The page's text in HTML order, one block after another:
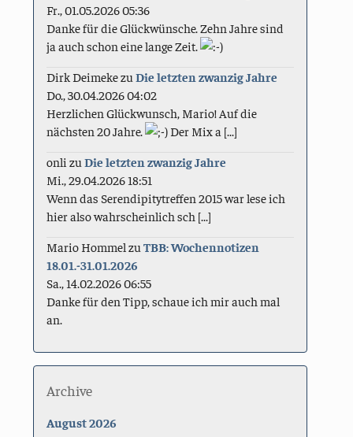
Fr., 01.05.2026 05:36
Danke für die Glückwünsche. Zehn Jahre sind
ja auch schon eine lange Zeit.
Dirk DeimekezuDie letzten zwanzig Jahre
Do., 30.04.2026 04:02
Herzlichen Glückwunsch, Mario! Auf die
nächsten 20 Jahre.
Der Mix a [...]
onli zuDie letzten zwanzig Jahre
Mi., 29.04.2026 18:51
Wenn das Serendipitytreffen 2015 war lese ich
hier also wahrscheinlich sch [...]
Mario Hommel zuTBB: Wochennotizen
18.01.-31.01.2026
Sa., 14.02.2026 06:55
Danke für den Tipp, schaue ich mir auch mal
an.
Archive
August 2026